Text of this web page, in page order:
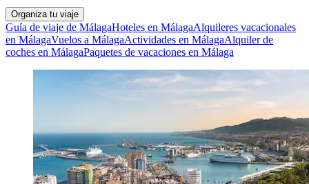
Organiza tu viaje
Guía de viaje de MálagaHoteles en MálagaAlquileres vacacionales
en MálagaVuelos a MálagaActividades en MálagaAlquiler de
coches en MálagaPaquetes de vacaciones en Málaga